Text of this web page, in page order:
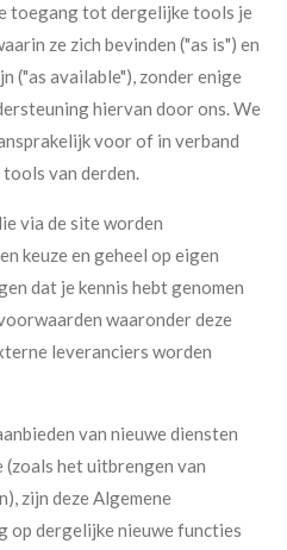
toegang tot dergelijke tools je
ze zich bevinden ("as is") en
("as available"), zonder enige
hiervan door ons. We
voor of in verband
van derden.
via de site worden
keuze en geheel op eigen
dat je kennis hebt genomen
waaronder deze
leveranciers worden
van nieuwe diensten
het uitbrengen van
zijn deze Algemene
op dergelijke nieuwe functies